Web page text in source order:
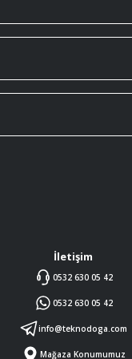
İletişim
0532 630 05 42
0532 630 05 42
info@teknodoga.com
Mağaza Konumumuz